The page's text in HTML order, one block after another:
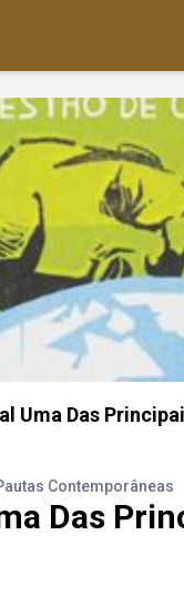
Uma Das
Contemporâneas
Das